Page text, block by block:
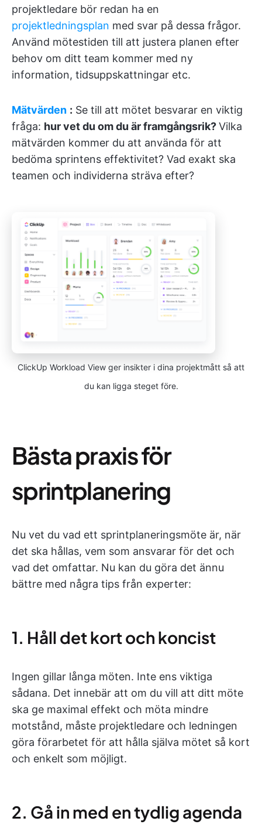
projektledare bör redan ha en
projektledningsplan med svar på dessa frågor.
Använd mötestiden till att justera planen efter
behov om ditt team kommer med ny
information, tidsuppskattningar etc.
Mätvärden : Se till att mötet besvarar en viktig
fråga: hur vet du om du är framgångsrik?Vilka
mätvärden kommer du att använda för att
bedöma sprintens effektivitet? Vad exakt ska
teamen och individerna sträva efter?
ClickUp Workload View ger insikter i dina projektmått så att
du kan ligga steget före.
Bästa praxis för
sprintplanering
Nu vet du vad ett sprintplaneringsmöte är, när
det ska hållas, vem som ansvarar för det och
vad det omfattar. Nu kan du göra det ännu
bättre med några tips från experter:
1. Håll det kort och koncist
Ingen gillar långa möten. Inte ens viktiga
sådana. Det innebär att om du vill att ditt möte
ska ge maximal effekt och möta mindre
motstånd, måste projektledare och ledningen
göra förarbetet för att hålla själva mötet så kort
och enkelt som möjligt.
2. Gå in med en tydlig agenda